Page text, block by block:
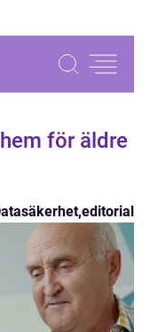
för äldre
,editorial